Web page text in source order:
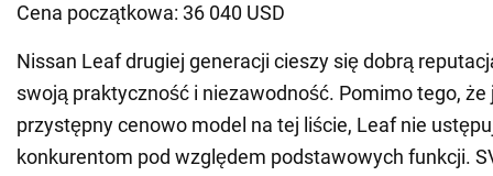
Cena początkowa: 36 040 USD
Nissan Leaf drugiej generacji cieszy się dobrą
swoją praktyczność i niezawodność. Pomimo tego,
przystępny cenowo model na tej liście, Leaf nie
konkurentom pod względem podstawowych funkcji.